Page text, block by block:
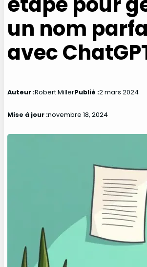
un nom
avec
Auteur :Robert MillerPublié :2 mars 2024
Mise à jour :novembre 18, 2024